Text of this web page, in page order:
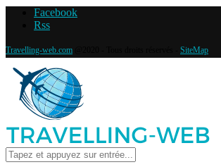
Facebook
Rss
Travelling-web.com SiteMap